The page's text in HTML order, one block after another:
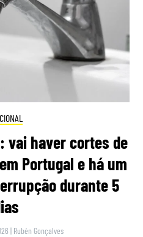
vai haver cortes de
Portugal e há um
durante 5
| Rubén Gonçalves